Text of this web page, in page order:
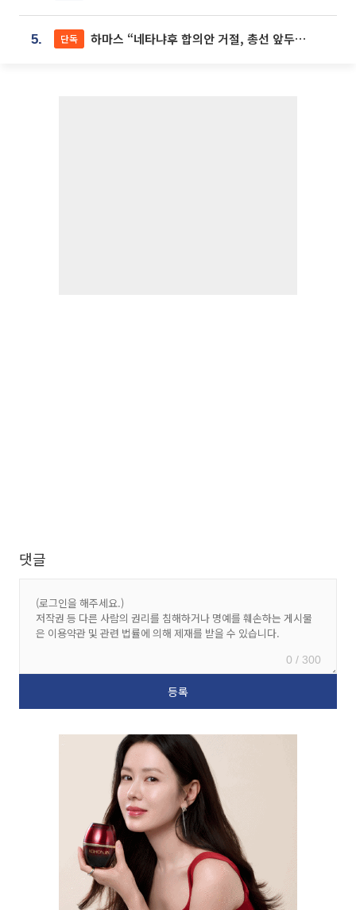
5. 단독 하마스 “네타냐후 합의안 거절, 총선 앞두고 시간 끌기”
댓글
0 / 300